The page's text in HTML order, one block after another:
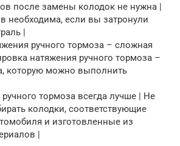
после замены колодок не нужна |
необходима, если вы затронули
|
ручного тормоза – сложная
натяжения ручного тормоза –
которую можно выполнить
тормоза всегда лучше | Не
колодки, соответствующие
и изготовленные из
|